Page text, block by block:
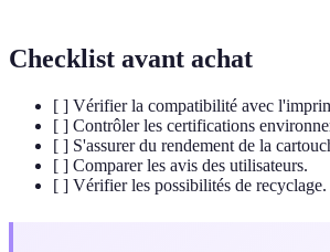
Checklist avant achat
[ ] Vérifier la compatibilité avec
[ ] Contrôler les certifications
[ ] S'assurer du rendement de la
[ ] Comparer les avis des utilisateurs.
[ ] Vérifier les possibilités de recyclage.